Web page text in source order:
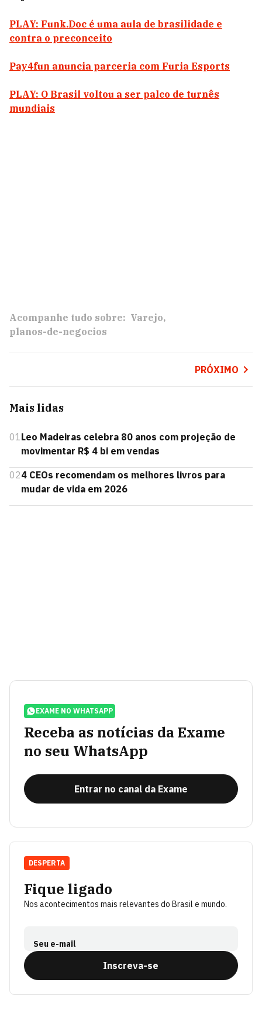
PLAY: Funk.Doc é uma aula de brasilidade e
contra o preconceito
Pay4fun anuncia parceria com Furia Esports
PLAY: O Brasil voltou a ser palco de turnês
mundiais
Acompanhe tudo sobre: Varejo
planos-de-negocios
PRÓXIMO
Mais lidas
01Leo Madeiras celebra 80 anos com projeção de
movimentar R$ 4 bi em vendas
024 CEOs recomendam os melhores livros para
mudar de vida em 2026
EXAME NO WHATSAPP
Receba as notícias da Exame
no seu WhatsApp
Entrar no canal da Exame
Fique ligado
Nos acontecimentos mais relevantes do Brasil e mundo.
Seu e-mail
Inscreva-se
DESPERTA